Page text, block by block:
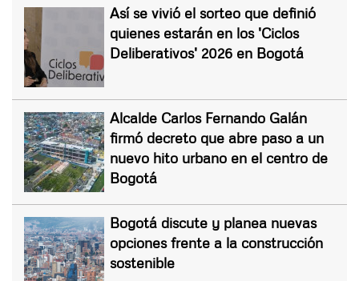
Así se vivió el sorteo que definió
quienes estarán en los 'Ciclos
Deliberativos' 2026 en Bogotá
Alcalde Carlos Fernando Galán
firmó decreto que abre paso a un
nuevo hito urbano en el centro de
Bogotá
Bogotá discute y planea nuevas
opciones frente a la construcción
sostenible